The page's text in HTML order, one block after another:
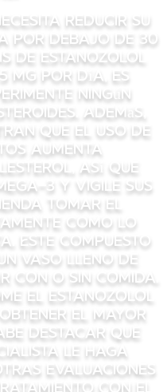
reducir su
por debajo de 30
de estanozolol
mg por día, es
ningún
Además,
que el uso de
aumenta
así que
3 y vigile sus
tomar el
como lo
Este compuesto
vaso lleno de
con o sin comida.
el estanozolol
el mayor
destacar que
le haga
evaluaciones
con el